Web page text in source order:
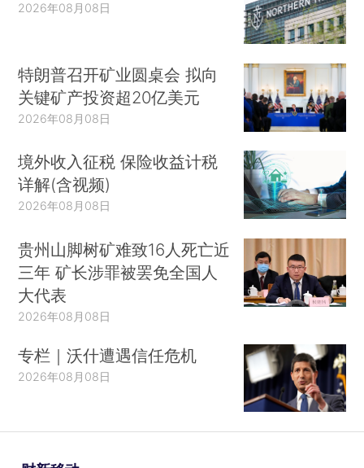
2026年08月08日
特朗普召开矿业圆桌会 拟向
关键矿产投资超20亿美元
2026年08月08日
境外收入征税 保险收益计税
详解(含视频)
2026年08月08日
贵州山脚树矿难致16人死亡近
三年 矿长涉罪被罢免全国人
大代表
2026年08月08日
专栏｜沃什遭遇信任危机
2026年08月08日